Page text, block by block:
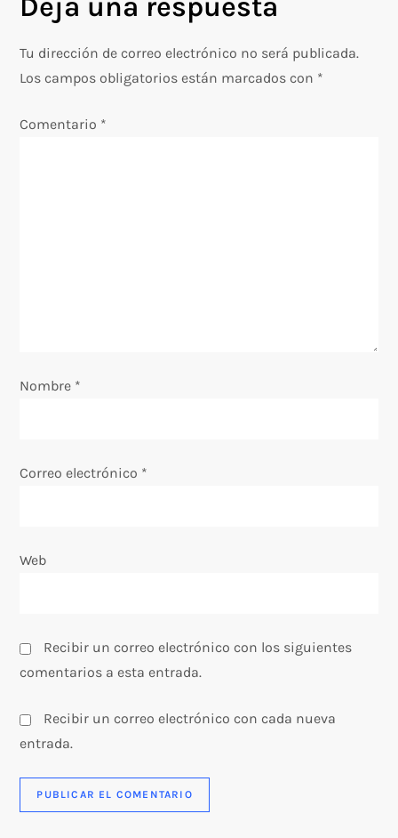
e
g
a
c
e
t
a
a
s
Tu dirección de correo electrónico no será publicada.
Los campos obligatorios están marcados con *
Comentario *
Nombre *
Correo electrónico *
Web
Recibir un correo electrónico con los siguientes
comentarios a esta entrada.
Recibir un correo electrónico con cada nueva
entrada.